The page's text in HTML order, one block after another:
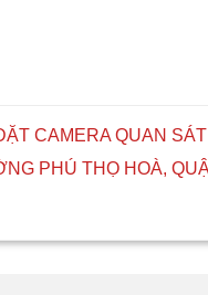
CAMERA QUAN
PHÚ THỌ HOÀ,